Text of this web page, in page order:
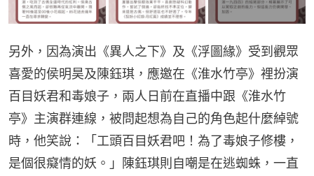
另外，因為演出《異人之下》及《浮圖緣》受到觀眾
喜愛的侯明昊及陳鈺琪，應邀在《淮水竹亭》裡扮演
百目妖君和毒娘子，兩人日前在直播中跟《淮水竹
亭》主演群連線，被問起想為自己的角色起什麼綽號
時，他笑說：「工頭百目妖君吧！為了毒娘子修樓，
是個很癡情的妖。」陳鈺琪則自嘲是在逃蜘蛛，一直